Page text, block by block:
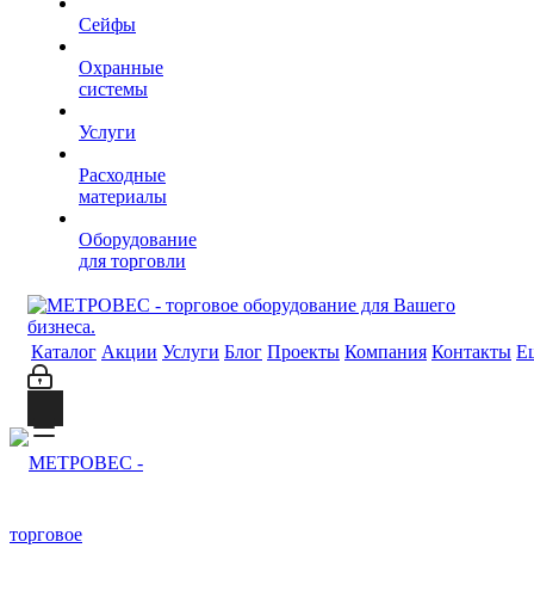
Сейфы
Охранные
системы
Услуги
Расходные
материалы
Оборудование
для торговли
Каталог Акции Услуги Блог Проекты Компания Контакты